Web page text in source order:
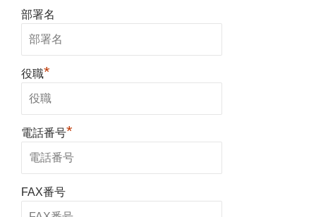
部署名
役職*
電話番号*
FAX番号